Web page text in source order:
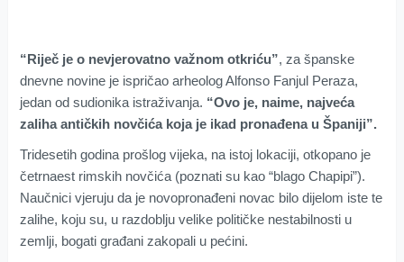
“Riječ je o nevjerovatno važnom otkriću”, za španske
dnevne novine je ispričao arheolog Alfonso Fanjul Peraza,
jedan od sudionika istraživanja. “Ovo je, naime, najveća
zaliha antičkih novčića koja je ikad pronađena u Španiji”.
Tridesetih godina prošlog vijeka, na istoj lokaciji, otkopano je
četrnaest rimskih novčića (poznati su kao “blago Chapipi”).
Naučnici vjeruju da je novopronađeni novac bilo dijelom iste te
zalihe, koju su, u razdoblju velike političke nestabilnosti u
zemlji, bogati građani zakopali u pećini.